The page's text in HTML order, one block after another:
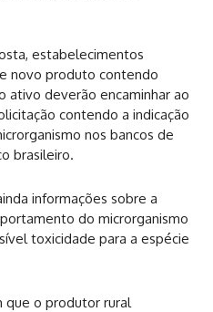
estabelecimentos
novo produto contendo
ativo deverão encaminhar ao
contendo a indicação
nos bancos de
brasileiro.
informações sobre a
do microrganismo
toxicidade para a espécie
o produtor rural